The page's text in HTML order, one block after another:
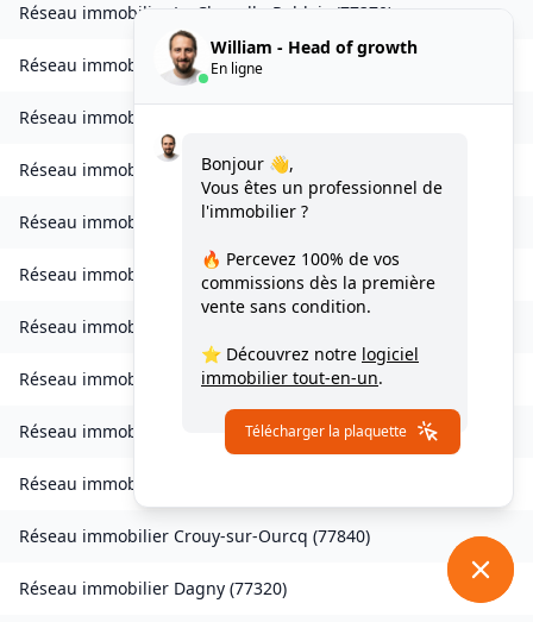
Réseau immobilier La Chapelle-Rablais (77370)
Réseau immobilierLes Chapelles-Bourbon
Réseau immobilier
Réseau immobilier Charny(77410)
Réseau immobilier Chessy(77700)
Réseau immobilier Combs-la-Ville(77380)
Réseau immobilier
Réseau immobilier Condé-Sainte-Libiaire(77450
Réseau immobilier Coupvray(77700)
Réseau immobilier
Réseau immobilier Crouy-sur-Ourcq (77840)
Réseau immobilier Dagny (77320)
William - Head of growth
En ligne
Bonjour 👋,
Vous êtes un professionnel de
l'immobilier ?
🔥 Percevez 100% de vos
commissions dès la première
vente sans condition.
⭐ Découvrez notre logiciel
immobilier tout-en-un.
Télécharger la plaquette